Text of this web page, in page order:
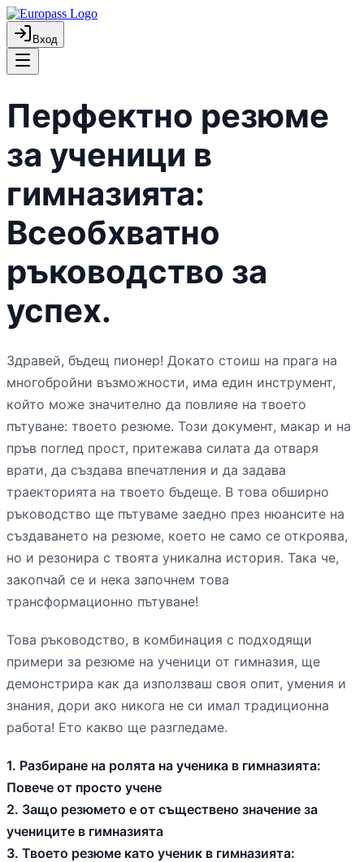
Вход
Перфектно резюме
за ученици в
гимназията:
Всеобхватно
ръководство за
успех.
Здравей, бъдещ пионер! Докато стоиш на прага на
многобройни възможности, има един инструмент,
който може значително да повлияе на твоето
пътуване: твоето резюме. Този документ, макар и на
пръв поглед прост, притежава силата да отваря
врати, да създава впечатления и да задава
траекторията на твоето бъдеще. В това обширно
ръководство ще пътуваме заедно през нюансите на
създаването на резюме, което не само се откроява,
но и резонира с твоята уникална история. Така че,
закопчай се и нека започнем това
трансформационно пътуване!
Това ръководство, в комбинация с подходящи
примери за резюме на ученици от гимназия, ще
демонстрира как да използваш своя опит, умения и
знания, дори ако никога не си имал традиционна
работа! Ето какво ще разгледаме.
1. Разбиране на ролята на ученика в гимназията:
Повече от просто учене
2. Защо резюмето е от съществено значение за
учениците в гимназията
3. Твоето резюме като ученик в гимназията: